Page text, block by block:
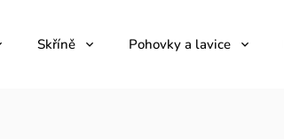
Skříně Pohovky a lavice